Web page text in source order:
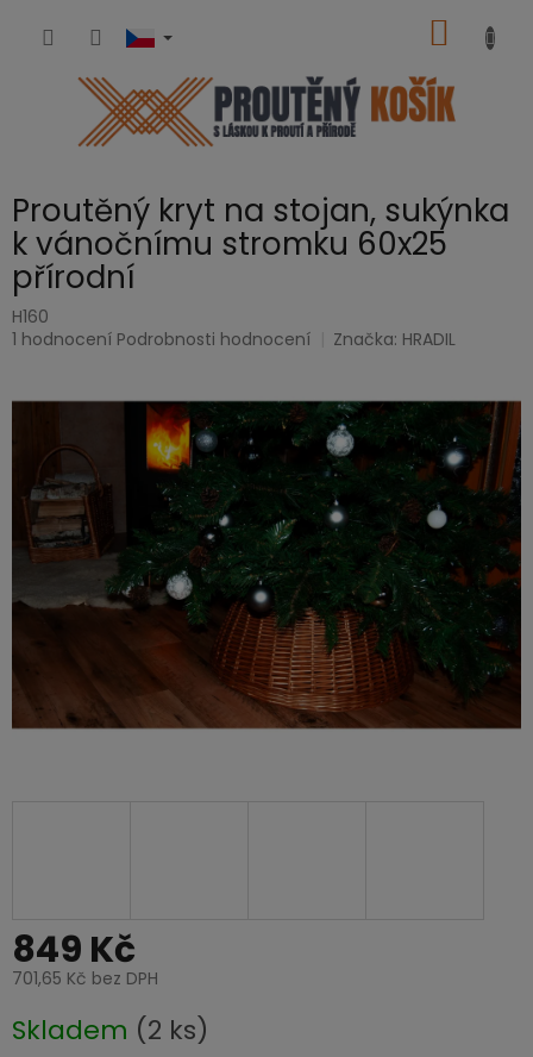
KOŠÍK
Proutěný kryt na stojan, sukýnka
k vánočnímu stromku 60x25
přírodní
H160
Průměrné
je
hvězdiček.
1 hodnocení Podrobnosti hodnocení Značka: HRADIL
849 Kč
701,65 Kč bez DPH
cena:
Skladem (2 ks)